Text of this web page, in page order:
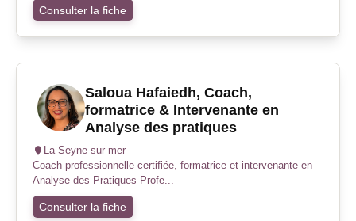
Consulter la fiche
Saloua Hafaiedh, Coach,
formatrice & Intervenante en
Analyse des pratiques
La Seyne sur mer
Coach professionnelle certifiée, formatrice et intervenante en
Analyse des Pratiques Profe...
Consulter la fiche